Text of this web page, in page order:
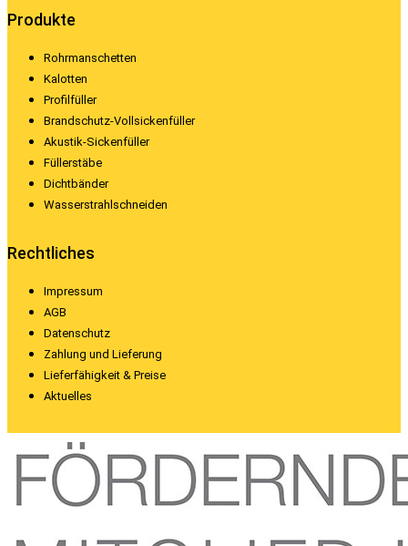
Produkte
Rohrmanschetten
Kalotten
Profilfüller
Brandschutz-Vollsickenfüller
Akustik-Sickenfüller
Füllerstäbe
Dichtbänder
Wasserstrahlschneiden
Rechtliches
Impressum
AGB
Datenschutz
Zahlung und Lieferung
Lieferfähigkeit & Preise
Aktuelles